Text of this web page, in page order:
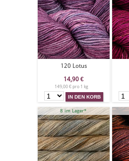
120 Lotus
14,90 €
149,00 € pro 1 kg
8 im Lager*